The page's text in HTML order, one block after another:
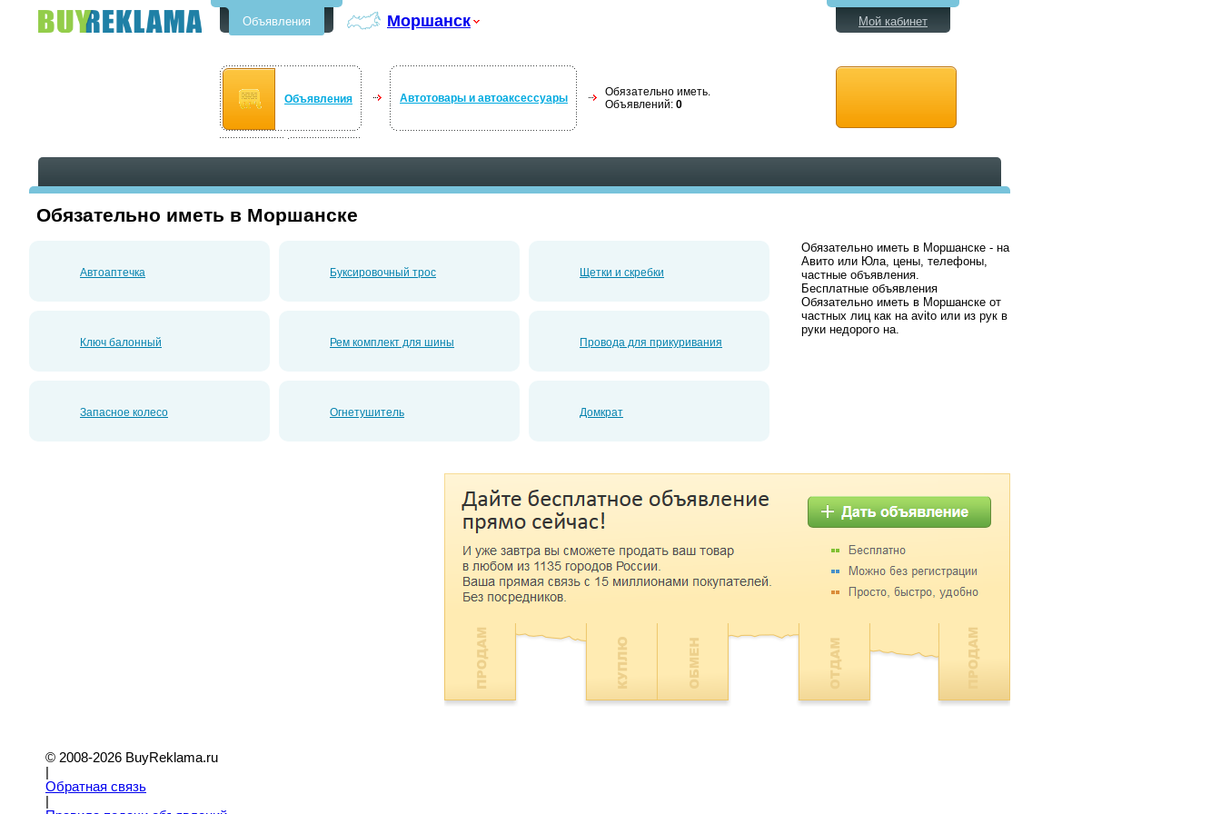
Объявления Моршанск
Объявления Автотовары и автоаксессуары
Обязательно иметь.
Объявлений: 0
Мой кабинет
Обязательно иметь в Моршанске
Автоаптечка Буксировочный трос Щетки и скребки
Ключ балонный Рем комплект для шины Провода для прикуривания
Запасное колесо Огнетушитель Домкрат
Обязательно иметь в Моршанске - на
Авито или Юла, цены, телефоны,
частные объявления.
Бесплатные объявления
Обязательно иметь в Моршанске от
частных лиц как на avito или из рук в
руки недорого на.
© 2008-2026 BuyReklama.ru
Обратная связь